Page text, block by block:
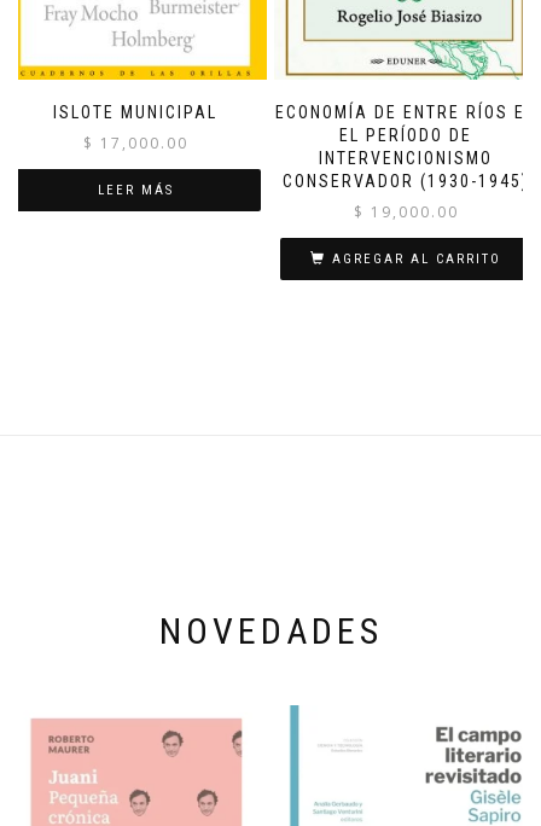
ISLOTE MUNICIPAL
$ 17,000.00
LEER MÁS
ECONOMÍA DE ENTRE RÍOS EN
EL PERÍODO DE
INTERVENCIONISMO
CONSERVADOR (1930-1945)
$ 19,000.00
AGREGAR AL CARRITO
NOVEDADES